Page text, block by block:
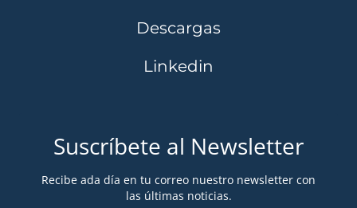
Descargas
Linkedin
Suscríbete al Newsletter
Recibe ada día en tu correo nuestro newsletter con
las últimas noticias.